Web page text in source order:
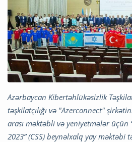
Azərbaycan Kibertəhlükəsizlik
təşkilatçılığı və "Azerconnect"
arası məktəbli və yeniyetmələr üçün
2023” (CSS) beynəlxalq yay məktəbi